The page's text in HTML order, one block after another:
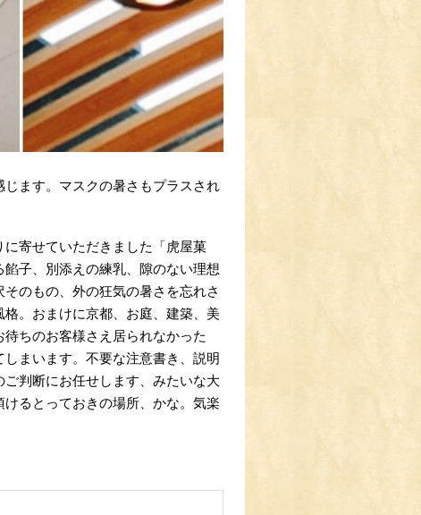
ます。マスクの暑さもプラスされ
寄せていただきました「虎屋菓
子、別添えの練乳、隙のない理想
のもの、外の狂気の暑さを忘れさ
。おまけに京都、お庭、建築、美
ちのお客様さえ居られなかった
まいます。不要な注意書き、説明
判断にお任せします、みたいな大
るとっておきの場所、かな。気楽